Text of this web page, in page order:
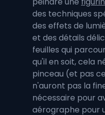
des techniques
des effets de
et des détails
feuilles qui
qu'il en soit, cela
pinceau (et pas
n'auront pas la
nécessaire pour
aérographe pour